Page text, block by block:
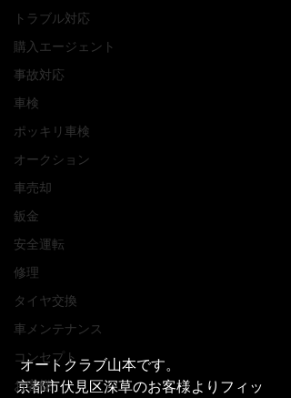
トラブル対応
購入エージェント
事故対応
車検
ポッキリ車検
オークション
車売却
鈑金
安全運転
修理
タイヤ交換
車メンテナンス
コンセプト
お客様
オートクラブ山本です。
京都市伏見区深草のお客様よりフィッ